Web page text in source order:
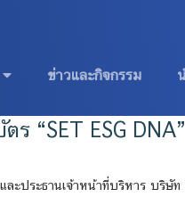
ข่าวและกิจกรรม
ร “SET ESG DNA”
ะประธานเจ้าหน้าที่บริหาร บริษัท